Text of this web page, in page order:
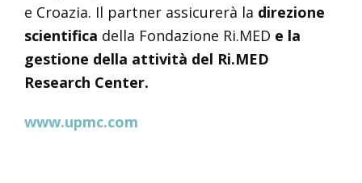
e Croazia. Il partner assicurerà la direzione
scientifica della Fondazione Ri.MED e la
gestione della attività del Ri.MED
Research Center.
www.upmc.com